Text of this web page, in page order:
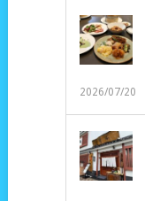
2026/07/20